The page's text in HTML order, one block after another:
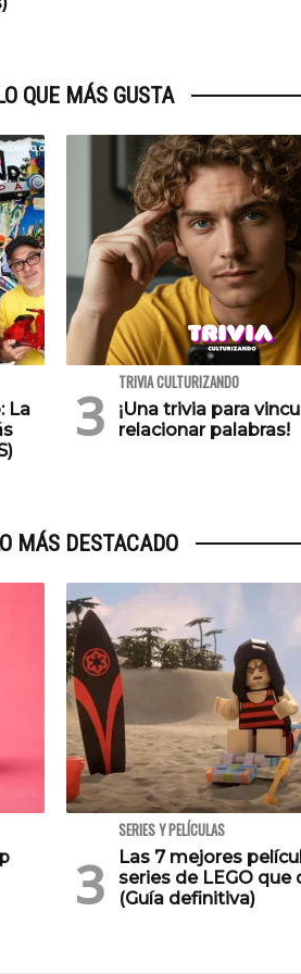
QUE MÁS GUSTA
La
TRIVIA CULTURIZANDO
¡Una trivia para
relacionar palabras!
MÁS DESTACADO
SERIES Y PELÍCULAS
Las 7 mejores
series de LEGO que
(Guía definitiva)